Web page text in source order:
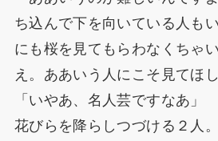
ち込んで下を向いている人も
にも桜を見てもらわなくちゃ
え。ああいう人にこそ見てほ
「いやあ、名人芸ですなあ」
花びらを降らしつづける２人